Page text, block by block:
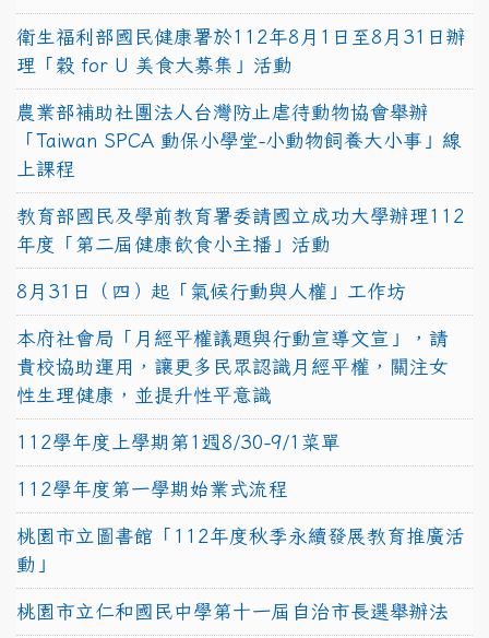
衛生福利部國民健康署於112年8月1日至8月31日辦
理「穀 for U 美食大募集」活動
農業部補助社團法人台灣防止虐待動物協會舉辦
「Taiwan SPCA 動保小學堂-小動物飼養大小事」線
上課程
教育部國民及學前教育署委請國立成功大學辦理112
年度「第二屆健康飲食小主播」活動
8月31日（四）起「氣候行動與人權」工作坊
本府社會局「月經平權議題與行動宣導文宣」，請
貴校協助運用，讓更多民眾認識月經平權，關注女
性生理健康，並提升性平意識
112學年度上學期第1週8/30-9/1菜單
112學年度第一學期始業式流程
桃園市立圖書館「112年度秋季永續發展教育推廣活
動」
桃園市立仁和國民中學第十一屆自治市長選舉辦法